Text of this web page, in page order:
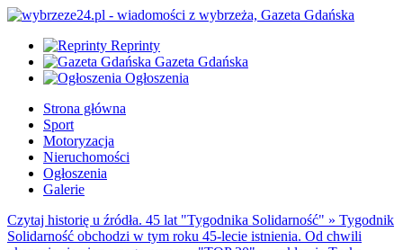
Reprinty
Gazeta Gdańska
Ogłoszenia
Strona główna
Sport
Motoryzacja
Nieruchomości
Ogłoszenia
Galerie
Czytaj historię u źródła. 45 lat "Tygodnika Solidarność" » Tygodnik
Solidarność obchodzi w tym roku 45-lecie istnienia. Od chwili